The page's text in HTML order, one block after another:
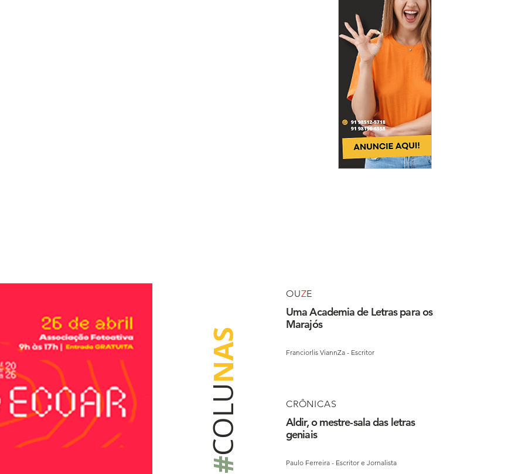
#
COLU
NAS
OUZE
Uma Academia de Letras para os
Marajós
Franciorlis ViannZa - Escritor
CRÔNICAS
Aldir, o mestre-sala das letras
geniais
Paulo Ferreira - Escritor e Jornalista